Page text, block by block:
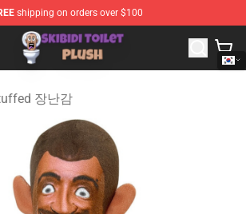
shipping on orders over $100
Plush Shop - Official Skibidi Toilet Plush
장난감